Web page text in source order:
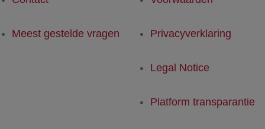
Meest gestelde vragen Privacyverklaring
Legal Notice
Platform transparantie